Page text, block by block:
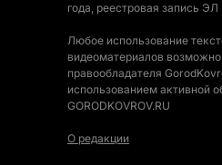
года, реестровая запись
Любое использование
видеоматериалов возможно
правообладателя
использованием активной
GORODKOVROV.RU
О редакции